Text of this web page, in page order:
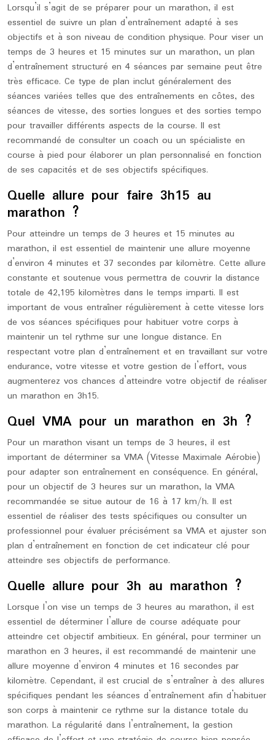
Lorsqu’il s’agit de se préparer pour un marathon, il est
essentiel de suivre un plan d’entraînement adapté à ses
objectifs et à son niveau de condition physique. Pour viser un
temps de 3 heures et 15 minutes sur un marathon, un plan
d’entraînement structuré en 4 séances par semaine peut être
très efficace. Ce type de plan inclut généralement des
séances variées telles que des entraînements en côtes, des
séances de vitesse, des sorties longues et des sorties tempo
pour travailler différents aspects de la course. Il est
recommandé de consulter un coach ou un spécialiste en
course à pied pour élaborer un plan personnalisé en fonction
de ses capacités et de ses objectifs spécifiques.
Quelle allure pour faire 3h15 au
marathon ?
Pour atteindre un temps de 3 heures et 15 minutes au
marathon, il est essentiel de maintenir une allure moyenne
d’environ 4 minutes et 37 secondes par kilomètre. Cette allure
constante et soutenue vous permettra de couvrir la distance
totale de 42,195 kilomètres dans le temps imparti. Il est
important de vous entraîner régulièrement à cette vitesse lors
de vos séances spécifiques pour habituer votre corps à
maintenir un tel rythme sur une longue distance. En
respectant votre plan d’entraînement et en travaillant sur votre
endurance, votre vitesse et votre gestion de l’effort, vous
augmenterez vos chances d’atteindre votre objectif de réaliser
un marathon en 3h15.
Quel VMA pour un marathon en 3h ?
Pour un marathon visant un temps de 3 heures, il est
important de déterminer sa VMA (Vitesse Maximale Aérobie)
pour adapter son entraînement en conséquence. En général,
pour un objectif de 3 heures sur un marathon, la VMA
recommandée se situe autour de 16 à 17 km/h. Il est
essentiel de réaliser des tests spécifiques ou consulter un
professionnel pour évaluer précisément sa VMA et ajuster son
plan d’entraînement en fonction de cet indicateur clé pour
atteindre ses objectifs de performance.
Quelle allure pour 3h au marathon ?
Lorsque l’on vise un temps de 3 heures au marathon, il est
essentiel de déterminer l’allure de course adéquate pour
atteindre cet objectif ambitieux. En général, pour terminer un
marathon en 3 heures, il est recommandé de maintenir une
allure moyenne d’environ 4 minutes et 16 secondes par
kilomètre. Cependant, il est crucial de s’entraîner à des allures
spécifiques pendant les séances d’entraînement afin d’habituer
son corps à maintenir ce rythme sur la distance totale du
marathon. La régularité dans l’entraînement, la gestion